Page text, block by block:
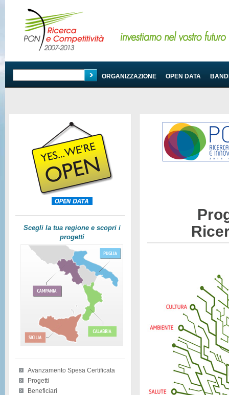
PROGRAMMA ORGANIZZAZIONE OPEN DATA
Scegli la tua regione e scopri i
progetti
Avanzamento Spesa Certificata
Progetti
Beneficiari